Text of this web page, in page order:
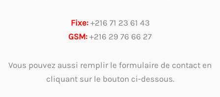
Fixe: +216 71 23 61 43
GSM: +216 29 76 66 27
Vous pouvez aussi remplir le formulaire de contact en
cliquant sur le bouton ci-dessous.